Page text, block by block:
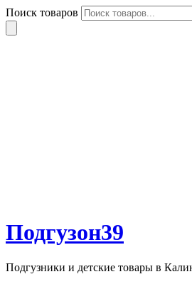
Поиск товаров
Подгузон39
Подгузники и детские товары в